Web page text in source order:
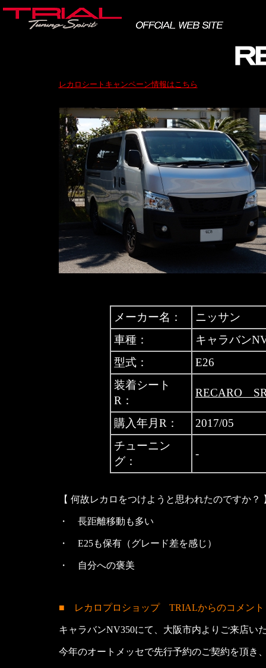
レカロシートキャンペーン情報はこちら
メーカー名：
ニッサン
車種：
キャラバン
型式：
E26
装着シート
R：
RECARO
購入年月R：
2017/05
チューニン
グ：
-
【 何故レカロをつけようと思われたのですか？
・ 長距離移動も多い
・ E25も保有（グレード差を感じ）
・ 自分への褒美
■ レカロプロショップ TRIALからのコメン
キャラバンNV350にて、大阪市内よりご来店い
今年のオートメッセで先行予約のご契約を頂き